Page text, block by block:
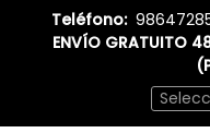
Teléfono:
ENVÍO GRATUITO